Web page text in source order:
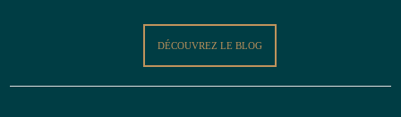
DÉCOUVREZ LE BLOG